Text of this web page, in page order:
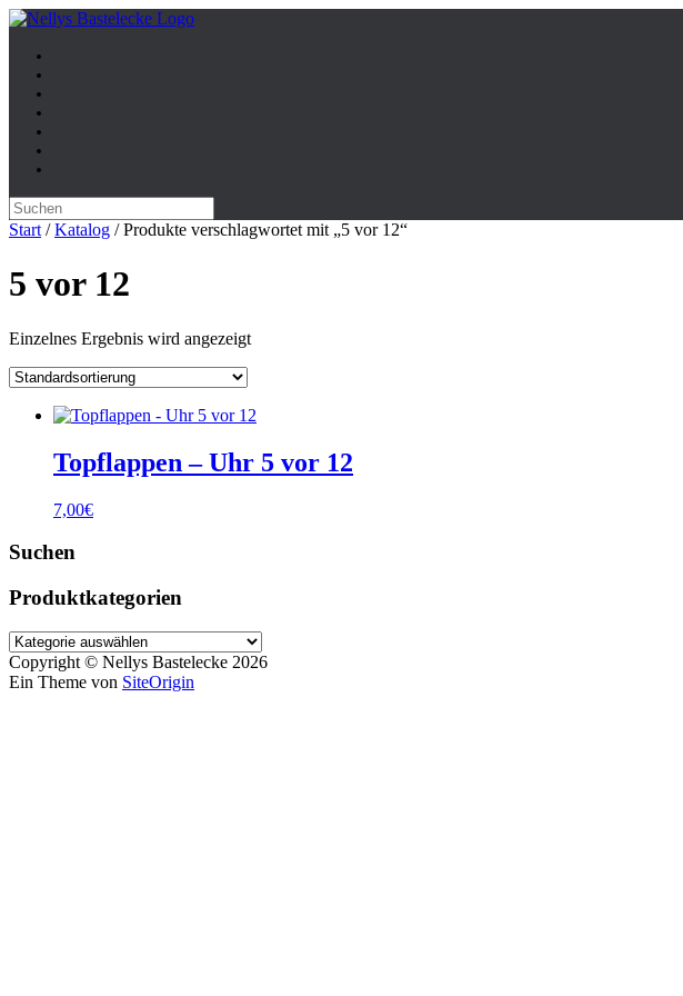
Zum
springen
Suche
nach:
Start /Katalog / Produkte verschlagwortet mit „5 vor 12“
5 vor 12
Einzelnes Ergebnis wird angezeigt
Topflappen – Uhr 5 vor 12
7,00€
Suchen
Produktkategorien
Copyright © Nellys Bastelecke 2026
Ein Theme von SiteOrigin